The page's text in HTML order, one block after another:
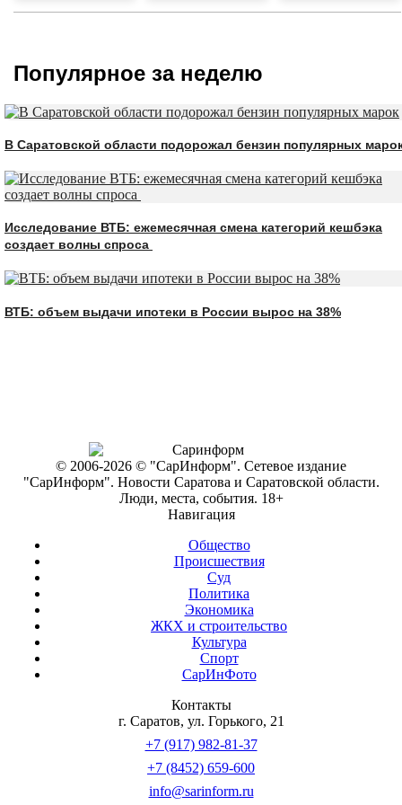
Популярное за неделю
В Саратовской области подорожал бензин популярных
Исследование ВТБ: ежемесячная смена категорий кешбэка
создает волны спроса
ВТБ: объем выдачи ипотеки в России вырос на 38%
© 2006-2026 © "СарИнформ". Сетевое издание
"СарИнформ". Новости Саратова и Саратовской области.
Люди, места, события. 18+
Навигация
Общество
Происшествия
Суд
Политика
Экономика
ЖКХ и строительство
Культура
Спорт
СарИнФото
Контакты
г. Саратов, ул. Горького, 21
+7 (917) 982-81-37
+7 (8452) 659-600
info@sarinform.ru